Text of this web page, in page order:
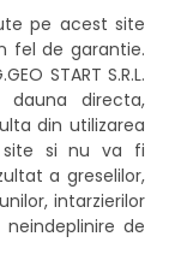
pe acest site
fel de garantie.
START S.R.L.
directa,
din utilizarea
site si nu va fi
a greselilor,
intarzierilor
de